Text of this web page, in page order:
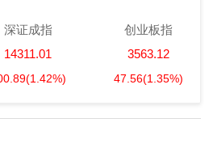
深证成指
14311.01
(1.42%)
创业板指
3563.12
47.56(1.35%)